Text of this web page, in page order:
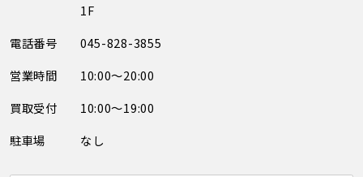
1F
電話番号
045-828-3855
営業時間
10:00～20:00
買取受付
10:00～19:00
駐車場
なし